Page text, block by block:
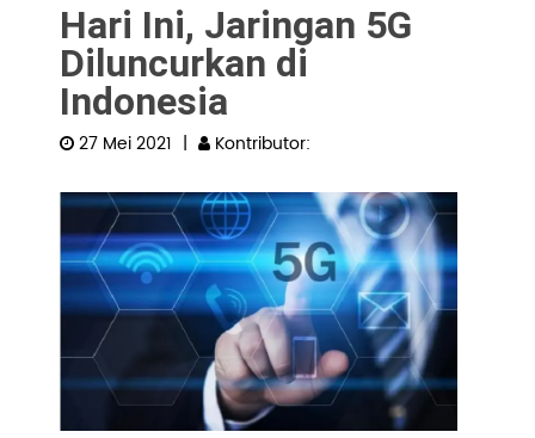
Pengembangan SDM
Hari Ini, Jaringan 5G
Diluncurkan di
Indonesia
27 Mei 2021 | Kontributor: